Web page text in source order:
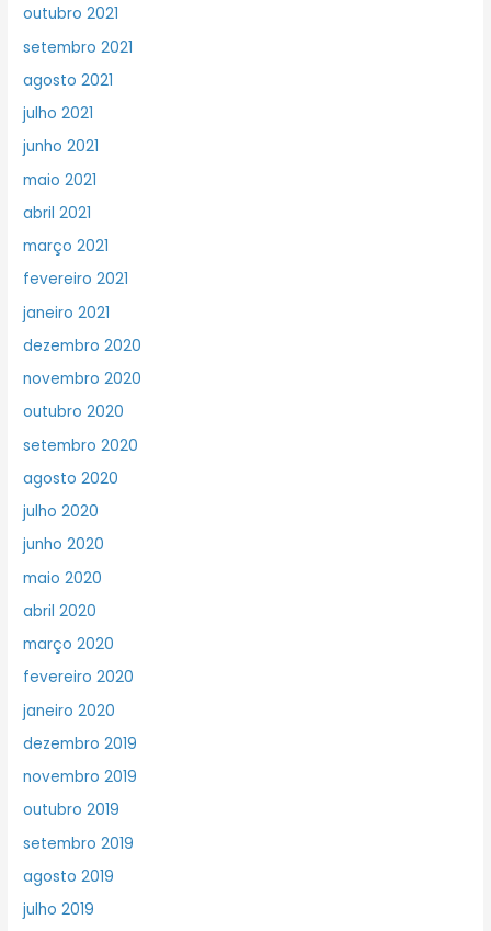
outubro 2021
setembro 2021
agosto 2021
julho 2021
junho 2021
maio 2021
abril 2021
março 2021
fevereiro 2021
janeiro 2021
dezembro 2020
novembro 2020
outubro 2020
setembro 2020
agosto 2020
julho 2020
junho 2020
maio 2020
abril 2020
março 2020
fevereiro 2020
janeiro 2020
dezembro 2019
novembro 2019
outubro 2019
setembro 2019
agosto 2019
julho 2019